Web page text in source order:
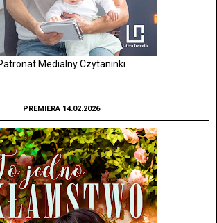
Medialny Czytaninki
PREMIERA 14.02.2026